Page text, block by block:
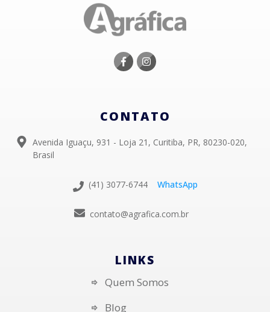
CONTATO
Avenida Iguaçu, 931 - Loja 21, Curitiba, PR, 80230-020,
Brasil
(41) 3077-6744 WhatsApp
contato@agrafica.com.br
LINKS
Quem Somos
Blog